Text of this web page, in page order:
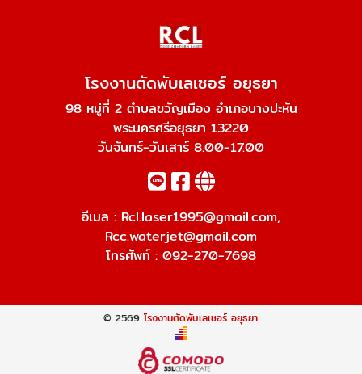
โรงงานตัดพับเลเซอร์ อยุธยา
98 หมู่ที่ 2 ตำบลขวัญเมือง อำเภอบางปะหัน
พระนครศรีอยุธยา 13220
วันจันทร์-วันเสาร์ 8.00-17.00
อีเมล : Rcl.laser1995@gmail.com,
Rcc.waterjet@gmail.com
โทรศัพท์ : 092-270-7698
© 2569โรงงานตัดพับเลเซอร์ อยุธยา